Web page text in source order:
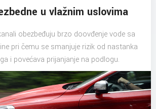
u vlažnim uslovima
obezbeđuju brzo doovđenje vode sa
pri čemu se smanjuje rizik od nastanka
i povećava prijanjanje na podlogu.